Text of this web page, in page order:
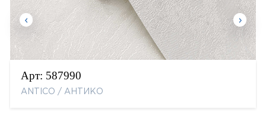
Арт: 587990
ANTICO / АНТИКО